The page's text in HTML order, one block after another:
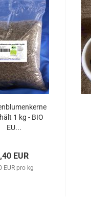
1 kg - BIO
EU...
EUR
EUR pro kg